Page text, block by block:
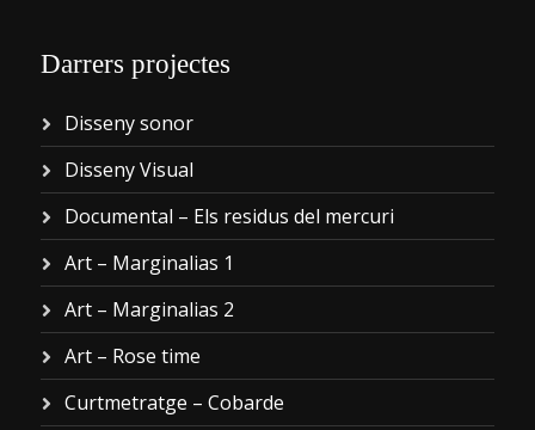
Darrers projectes
Disseny sonor
Disseny Visual
Documental – Els residus del mercuri
Art – Marginalias 1
Art – Marginalias 2
Art – Rose time
Curtmetratge – Cobarde